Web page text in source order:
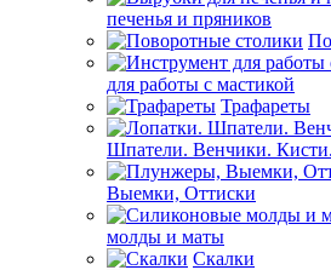
печенья и пряников
для работы с мастикой
Трафареты
Шпатели. Венчики. Кисти.
Выемки, Оттиски
молды и маты
Скалки